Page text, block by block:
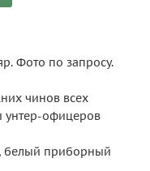
Фото по запросу.
чинов всех
унтер-офицеров
белый приборный